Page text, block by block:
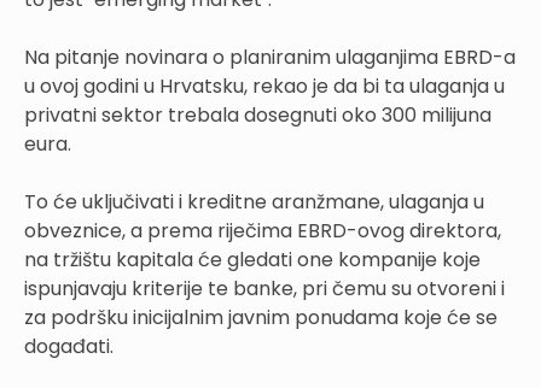
Na pitanje novinara o planiranim ulaganjima EBRD-a
u ovoj godini u Hrvatsku, rekao je da bi ta ulaganja u
privatni sektor trebala dosegnuti oko 300 milijuna
eura.
To će uključivati i kreditne aranžmane, ulaganja u
obveznice, a prema riječima EBRD-ovog direktora,
na tržištu kapitala će gledati one kompanije koje
ispunjavaju kriterije te banke, pri čemu su otvoreni i
za podršku inicijalnim javnim ponudama koje će se
događati.